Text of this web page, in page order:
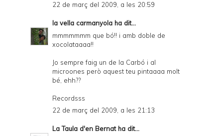
22 de març del 2009, a les 20:59
la vella carmanyola ha dit...
mmmmmmm que bó!! i amb doble de
xocolataaaa!!
Jo sempre faig un de la Carbó i al
microones però aquest teu pintaaaa molt
bé, ehh??
Recordsss
22 de març del 2009, a les 21:13
La Taula d'en Bernatha dit...